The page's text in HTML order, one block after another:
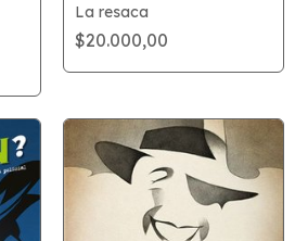
La resaca
$20.000,00